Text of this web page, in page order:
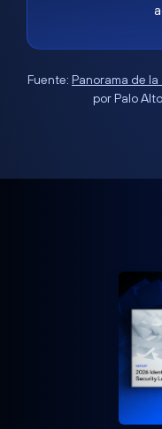
Fuente: Panorama de
por Palo